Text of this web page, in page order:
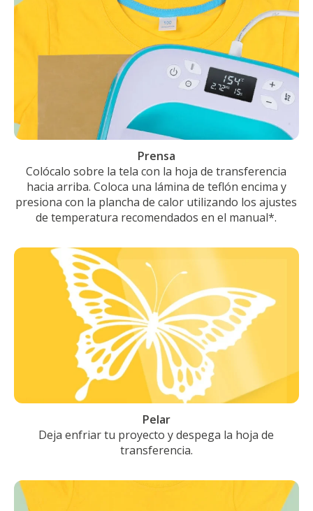
Prensa
Colócalo sobre la tela con la hoja de transferencia
hacia arriba. Coloca una lámina de teflón encima y
presiona con la plancha de calor utilizando los ajustes
de temperatura recomendados en el manual*.
Pelar
Deja enfriar tu proyecto y despega la hoja de
transferencia.